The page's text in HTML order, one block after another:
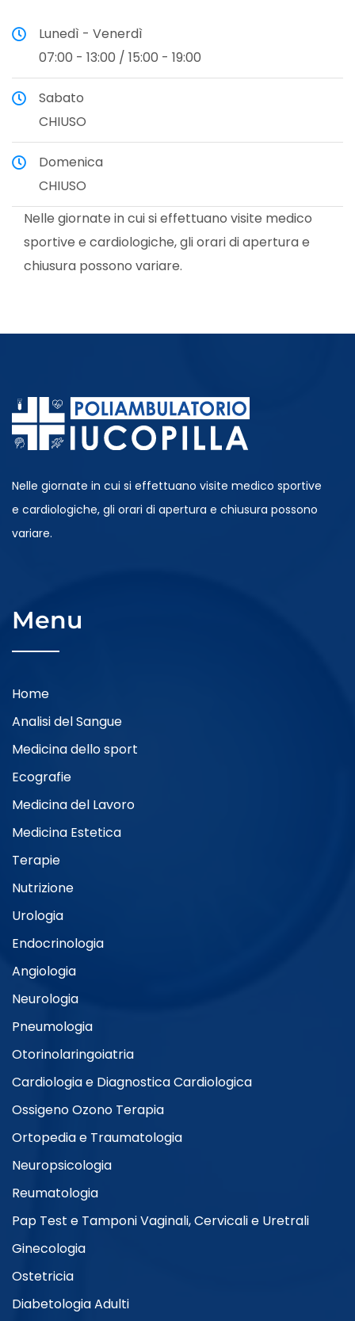
Neuropsicologia
Reumatologia
Pap Test e Tamponi Vaginali,
Cervicali e Uretrali
Ginecologia
Proctologia
Gastroenterologia
Allergologia
Medicina Generale e Medicina
Lunedì - Venerdì
07:00 - 13:00 / 15:00 - 19:00
Sabato
CHIUSO
Domenica
CHIUSO
Nelle giornate in cui si effettuano visite medico
sportive e cardiologiche, gli orari di apertura e
chiusura possono variare.
Nelle giornate in cui si effettuano visite medico sportive
e cardiologiche, gli orari di apertura e chiusura possono
variare.
Menu
Home
Analisi del Sangue
Medicina dello sport
Ecografie
Medicina del Lavoro
Medicina Estetica
Terapie
Nutrizione
Urologia
Endocrinologia
Angiologia
Neurologia
Pneumologia
Otorinolaringoiatria
Cardiologia e Diagnostica Cardiologica
Ossigeno Ozono Terapia
Ortopedia e Traumatologia
Neuropsicologia
Reumatologia
Pap Test e Tamponi Vaginali, Cervicali e Uretrali
Ginecologia
Ostetricia
Diabetologia Adulti